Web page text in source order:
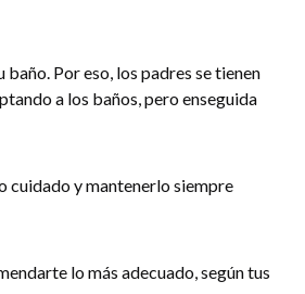
Por eso, los padres se tienen
a los baños, pero enseguida
cuidado y mantenerlo siempre
lo más adecuado, según tus